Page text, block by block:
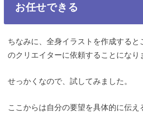
お任せできる
ちなみに、全身イラストを作成すると
のクリエイターに依頼することになり
せっかくなので、試してみました。
ここからは自分の要望を具体的に伝え